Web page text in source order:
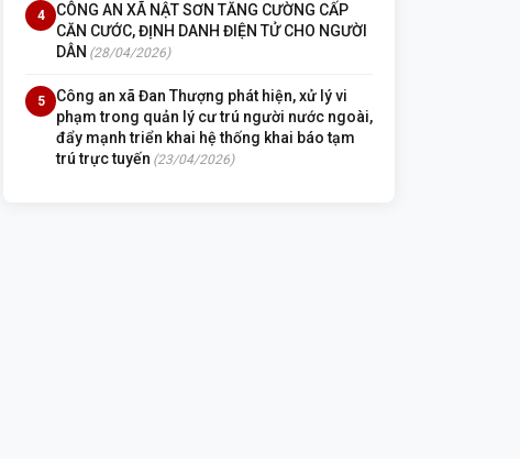
4
CÔNG AN XÃ NẬT SƠN TĂNG CƯỜNG CẤP
CĂN CƯỚC, ĐỊNH DANH ĐIỆN TỬ CHO NGƯỜI
DÂN (28/04/2026)
5
Công an xã Đan Thượng phát hiện, xử lý vi
phạm trong quản lý cư trú người nước ngoài,
đẩy mạnh triển khai hệ thống khai báo tạm
trú trực tuyến (23/04/2026)